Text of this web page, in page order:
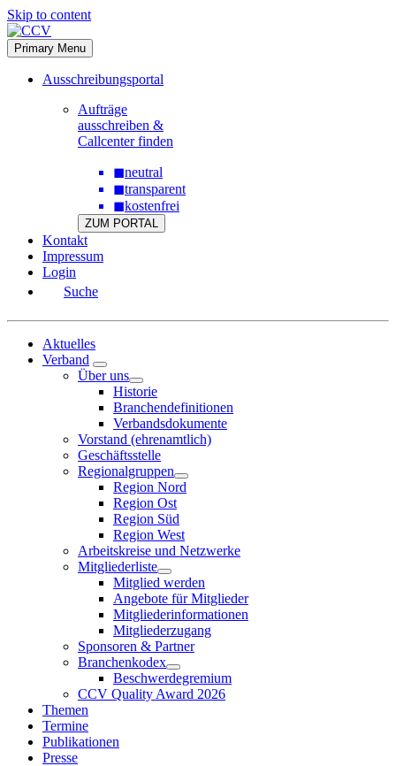
Skip to content
Primary Menu
Ausschreibungsportal
Aufträge
ausschreiben &
Callcenter finden
◼neutral
◼transparent
◼kostenfrei
ZUM PORTAL
Kontakt
Impressum
Login
Suche
Aktuelles
Verband
Über uns
Historie
Branchendefinitionen
Verbandsdokumente
Vorstand (ehrenamtlich)
Geschäftsstelle
Regionalgruppen
Region Nord
Region Ost
Region Süd
Region West
Arbeitskreise und Netzwerke
Mitgliederliste
Mitglied werden
Angebote für Mitglieder
Mitgliederinformationen
Mitgliederzugang
Sponsoren & Partner
Branchenkodex
Beschwerdegremium
CCV Quality Award 2026
Themen
Termine
Publikationen
Presse